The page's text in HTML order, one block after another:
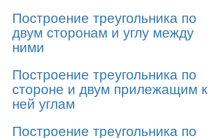
Построение треугольника по
двум сторонам и углу между
ними
Построение треугольника по
стороне и двум прилежащим к
ней углам
Построение треугольника по